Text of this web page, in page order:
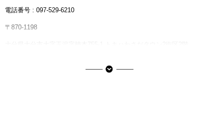
電話番号 : 097-529-6210
〒870-1198